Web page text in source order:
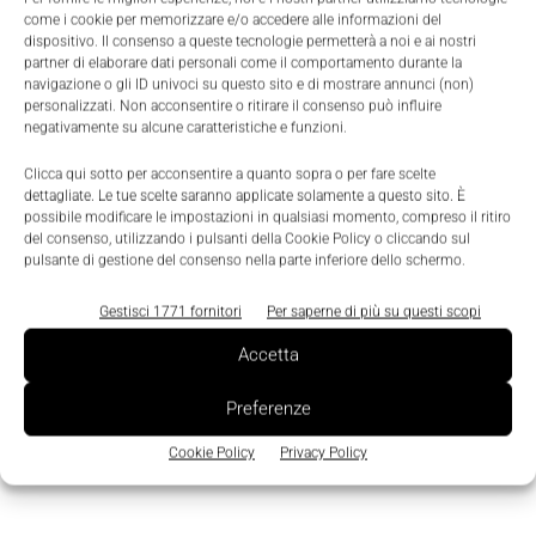
come i cookie per memorizzare e/o accedere alle informazioni del
dispositivo. Il consenso a queste tecnologie permetterà a noi e ai nostri
partner di elaborare dati personali come il comportamento durante la
navigazione o gli ID univoci su questo sito e di mostrare annunci (non)
personalizzati. Non acconsentire o ritirare il consenso può influire
negativamente su alcune caratteristiche e funzioni.
Clicca qui sotto per acconsentire a quanto sopra o per fare scelte
dettagliate. Le tue scelte saranno applicate solamente a questo sito. È
possibile modificare le impostazioni in qualsiasi momento, compreso il ritiro
del consenso, utilizzando i pulsanti della Cookie Policy o cliccando sul
pulsante di gestione del consenso nella parte inferiore dello schermo.
Gestisci 1771 fornitori Per saperne di più su questi scopi
Accetta
Preferenze
Cookie Policy Privacy Policy
Milano
Tecniche Nuove